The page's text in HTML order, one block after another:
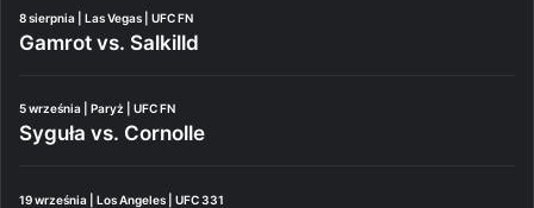
8 sierpnia | Las Vegas | UFC FN
Gamrot vs. Salkilld
5 września | Paryż | UFC FN
Syguła vs. Cornolle
19 września | Los Angeles | UFC 331